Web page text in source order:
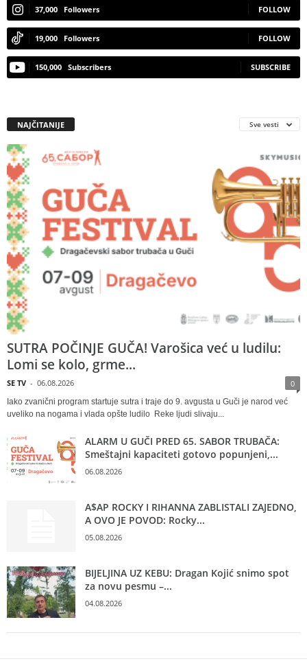
37,000 Followers FOLLOW
19,000 Followers FOLLOW
150,000 Subscribers SUBSCRIBE
NAJČITANIJE Sve vesti
SUTRA POČINJE GUČA! Varošica već u ludilu:
Lomi se kolo, grme...
SE TV - 06.08.2026 0
Iako zvanični program startuje sutra i traje do 9. avgusta u Guči je narod već
uveliko na nogama i vlada opšte ludilo Reke ljudi slivaju...
ALARM U GUČI PRED 65. SABOR TRUBAČA:
Smeštajni kapaciteti gotovo popunjeni,...
06.08.2026
A$AP ROCKY I RIHANNA ZABLISTALI ZAJEDNO,
A OVO JE POVOD: Rocky...
05.08.2026
BIJELJINA UZ KEBU: Dragan Kojić snimo spot
za novu pesmu –...
04.08.2026